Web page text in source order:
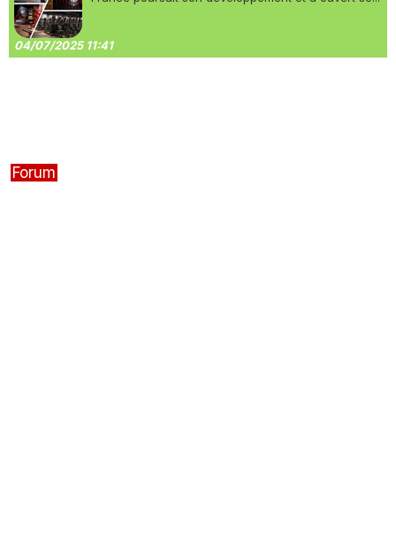
04/07/2025 11:41
Forum